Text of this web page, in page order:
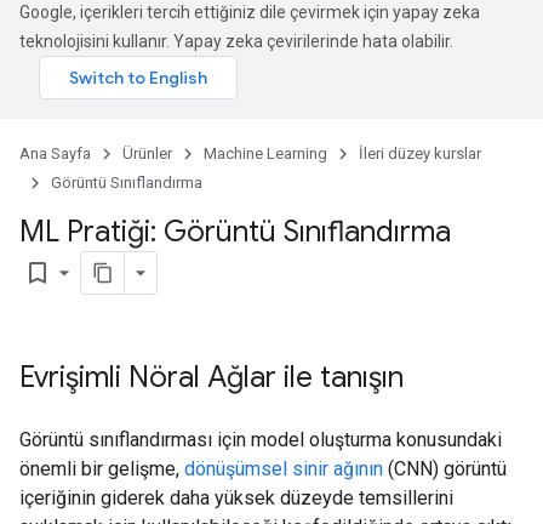
Google, içerikleri tercih ettiğiniz dile çevirmek için yapay zeka
teknolojisini kullanır. Yapay zeka çevirilerinde hata olabilir.
Ana Sayfa Ürünler Machine Learning
İleri düzey kurslar
Görüntü Sınıflandırma
ML Pratiği: Görüntü Sınıflandırma
bookmark_border
Evrişimli Nöral Ağlar ile tanışın
Görüntü sınıflandırması için model oluşturma konusundaki
önemli bir gelişme, dönüşümsel sinir ağının (CNN) görüntü
içeriğinin giderek daha yüksek düzeyde temsillerini